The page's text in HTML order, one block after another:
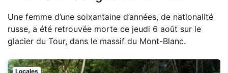
Une femme d’une soixantaine d’années, de nationalité
russe, a été retrouvée morte ce jeudi 6 août sur le
glacier du Tour, dans le massif du Mont-Blanc.
Locales